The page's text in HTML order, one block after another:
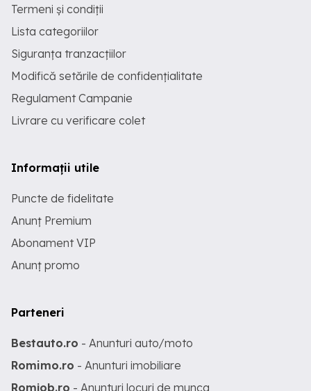
Termeni și condiții
Lista categoriilor
Siguranța tranzacțiilor
Modifică setările de confidențialitate
Regulament Campanie
Livrare cu verificare colet
Informații utile
Puncte de fidelitate
Anunț Premium
Abonament VIP
Anunț promo
Parteneri
Bestauto.ro - Anunturi auto/moto
Romimo.ro - Anunturi imobiliare
Romjob.ro - Anunturi locuri de munca